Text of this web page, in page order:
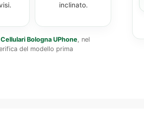
inclinato.
Bologna UPhone, nel
del modello prima